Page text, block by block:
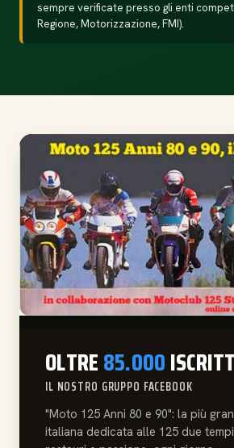
sempre verificate presso gli enti
Regione, Motorizzazione, FMI).
OLTRE85.000
IL NOSTRO GRUPPO FACEBOOK
"Moto 125 Anni 80 e 90": la più
italiana dedicata alle 125 due